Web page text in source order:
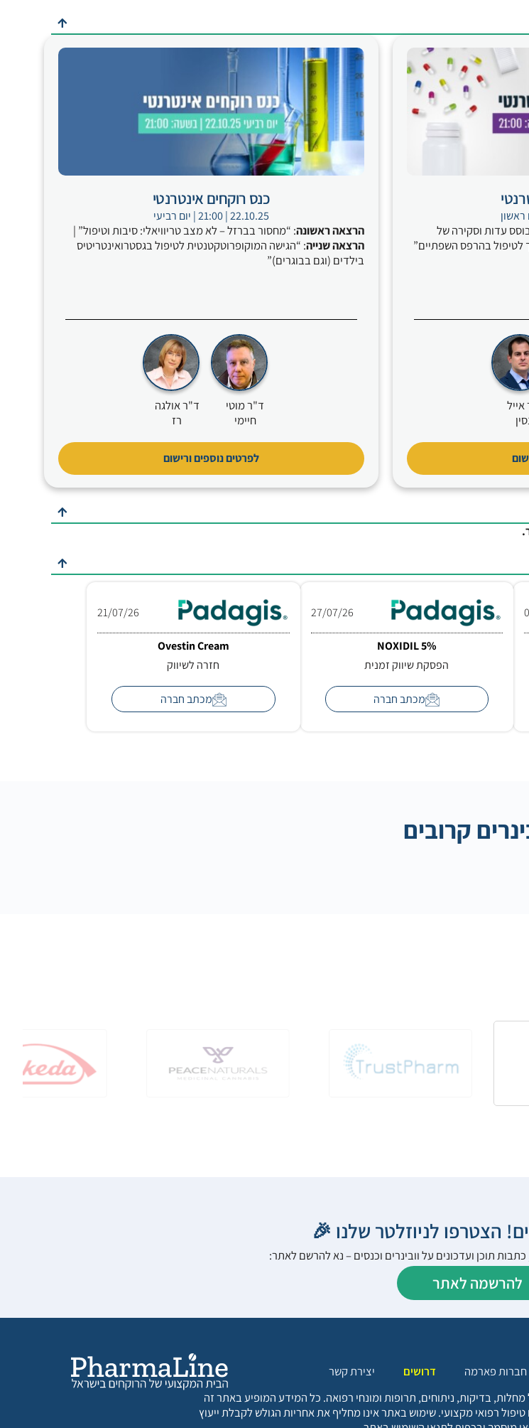
עדות וסקירה של
לטיפול בהרפס השפתיים”
כנס רוקחים אינטרנטי
22.10.25 | 21:00 | יום רביעי
הרצאה ראשונה: “מחסור בברזל – לא מצב טריוויאלי: סיבות וטיפול” |
הרצאה שנייה: “הגישה המוקופרוטקטנטית לטיפול בגסטרואינטריטיס
בילדים (וגם בבוגרים)”
ד"ר מוטי
חיימי
ד"ר אולגה
רז
לפרטים נוספים ורישום
27/07/26
NOXIDIL 5%
הפסקת שיווק זמנית
מכתב חברה
21/07/26
Ovestin Cream
חזרה לשיווק
מכתב חברה
קרובים
הצטרפו לניוזלטר שלנו 🎉
תוכן ועדכונים על וובינרים וכנסים – נא להרשם לאתר:
להרשמה לאתר
חברות פארמה דרושים
יצירת קשר
בדיקות, ניתוחים, תרופות ומונחי רפואה. כל המידע המופיע באתר זה
טיפול רפואי מקצועי. שימוש באתר אינו מחליף את אחריות הגולש לקבלת ייעוץ